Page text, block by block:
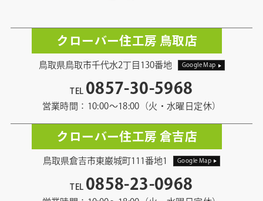
クローバー住工房 鳥取店
鳥取県鳥取市千代水2丁目130番地 Google Map
TEL 0857-30-5968
営業時間：10:00〜18:00（火・水曜日定休）
クローバー住工房 倉吉店
鳥取県倉吉市東巌城町111番地1 Google Map
TEL 0858-23-0968